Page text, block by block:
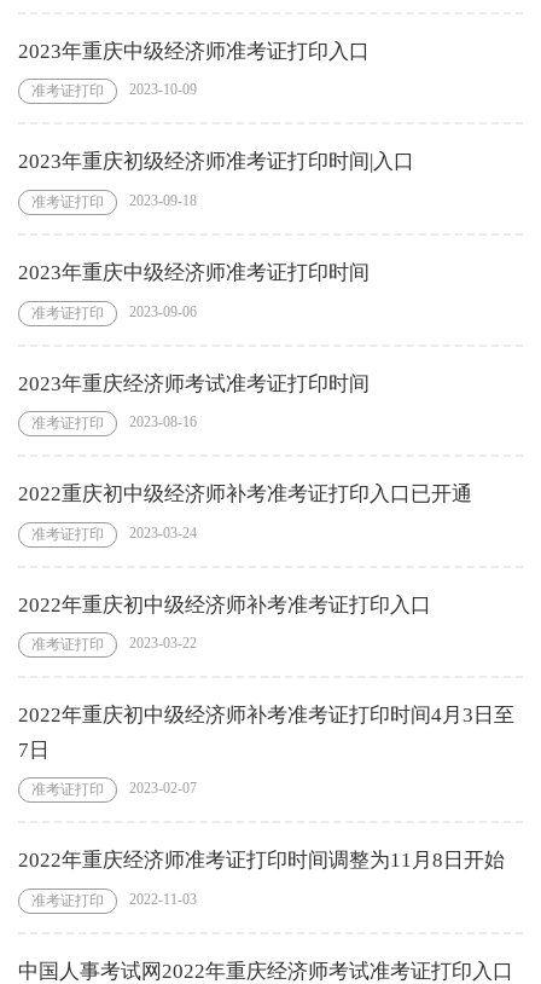
2023年重庆中级经济师准考证打印入口
准考证打印 2023-10-09
2023年重庆初级经济师准考证打印时间|入口
准考证打印 2023-09-18
2023年重庆中级经济师准考证打印时间
准考证打印 2023-09-06
2023年重庆经济师考试准考证打印时间
准考证打印 2023-08-16
2022重庆初中级经济师补考准考证打印入口已开通
准考证打印 2023-03-24
2022年重庆初中级经济师补考准考证打印入口
准考证打印 2023-03-22
2022年重庆初中级经济师补考准考证打印时间4月3日至
7日
准考证打印 2023-02-07
2022年重庆经济师准考证打印时间调整为11月8日开始
准考证打印 2022-11-03
中国人事考试网2022年重庆经济师考试准考证打印入口